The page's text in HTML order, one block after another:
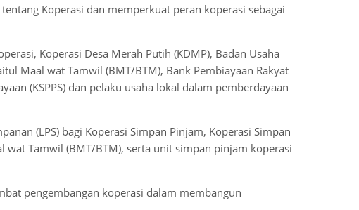
Koperasi dan memperkuat peran koperasi sebagai
Koperasi Desa Merah Putih (KDMP), Badan Usaha
Maal wat Tamwil (BMT/BTM), Bank Pembiayaan Rakyat
(KSPPS) dan pelaku usaha lokal dalam pemberdayaan
(LPS) bagi Koperasi Simpan Pinjam, Koperasi Simpan
wat Tamwil (BMT/BTM), serta unit simpan pinjam koperasi
pengembangan koperasi dalam membangun